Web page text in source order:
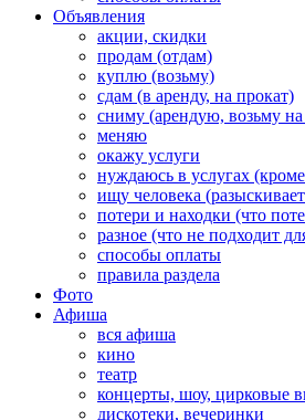
Объявления
акции, скидки
продам (отдам)
куплю (возьму)
сдам (в аренду, на прокат)
сниму (арендую, возьму на
меняю
окажу услуги
нуждаюсь в услугах
ищу человека
потери и находки (что
разное (что не подходит
способы оплаты
правила раздела
Фото
Афиша
вся афиша
кино
театр
концерты, шоу, цирковые
дискотеки, вечеринки